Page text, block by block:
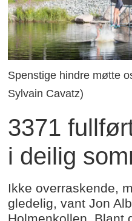
Spenstige hindre møtte
Sylvain Cavatz)
3371
i deilig
Ikke overraskende,
gledelig, vant Jon